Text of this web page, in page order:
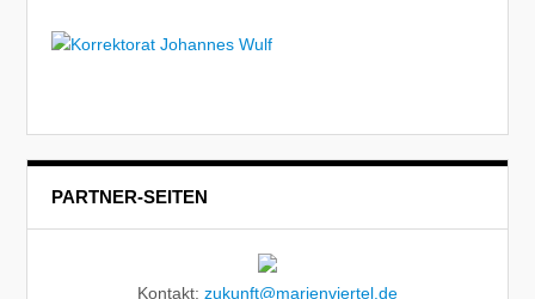
PARTNER-SEITEN
Kontakt: zukunft@marienviertel.de